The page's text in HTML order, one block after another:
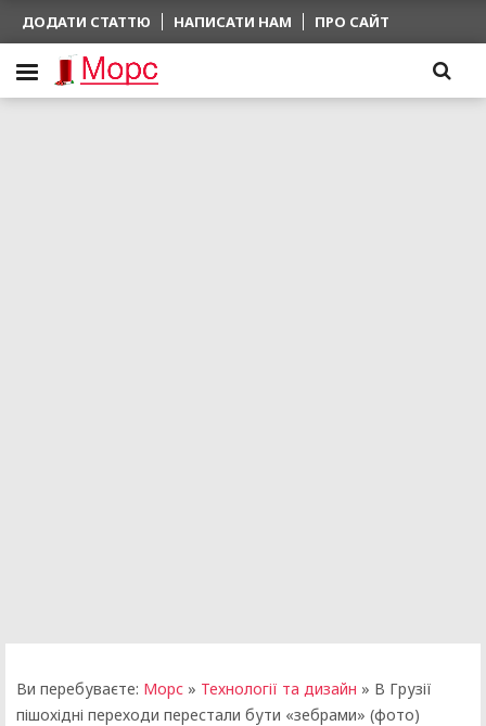
ДОДАТИ СТАТТЮ НАПИСАТИ НАМ ПРО САЙТ
Ви перебуваєте: Морс » Технології та дизайн » В Грузії
пішохідні переходи перестали бути «зебрами» (фото)